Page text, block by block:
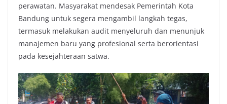
perawatan. Masyarakat mendesak Pemerintah Kota
Bandung untuk segera mengambil langkah tegas,
termasuk melakukan audit menyeluruh dan menunjuk
manajemen baru yang profesional serta berorientasi
pada kesejahteraan satwa.